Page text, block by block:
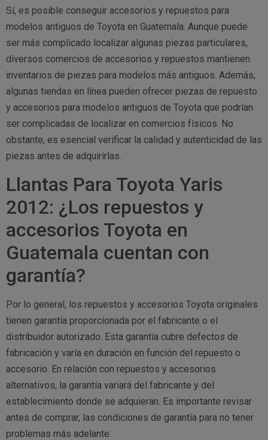
Sí, es posible conseguir accesorios y repuestos para
modelos antiguos de Toyota en Guatemala. Aunque puede
ser más complicado localizar algunas piezas particulares,
diversos comercios de accesorios y repuestos mantienen
inventarios de piezas para modelos más antiguos. Además,
algunas tiendas en línea pueden ofrecer piezas de repuesto
y accesorios para modelos antiguos de Toyota que podrían
ser complicadas de localizar en comercios físicos. No
obstante, es esencial verificar la calidad y autenticidad de las
piezas antes de adquirirlas.
Llantas Para Toyota Yaris
2012: ¿Los repuestos y
accesorios Toyota en
Guatemala cuentan con
garantía?
Por lo general, los repuestos y accesorios Toyota originales
tienen garantía proporcionada por el fabricante o el
distribuidor autorizado. Esta garantía cubre defectos de
fabricación y varía en duración en función del repuesto o
accesorio. En relación con repuestos y accesorios
alternativos, la garantía variará del fabricante y del
establecimiento donde se adquieran. Es importante revisar
antes de comprar, las condiciones de garantía para no tener
problemas más adelante.